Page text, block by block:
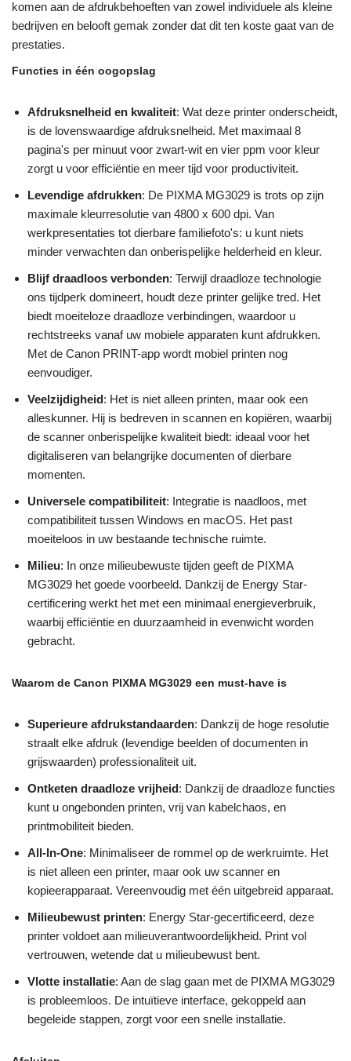
komen aan de afdrukbehoeften van zowel individuele als kleine
bedrijven en belooft gemak zonder dat dit ten koste gaat van de
prestaties.
Functies in één oogopslag
Afdruksnelheid en kwaliteit: Wat deze printer onderscheidt,
is de lovenswaardige afdruksnelheid. Met maximaal 8
pagina's per minuut voor zwart-wit en vier ppm voor kleur
zorgt u voor efficiëntie en meer tijd voor productiviteit.
Levendige afdrukken: De PIXMA MG3029 is trots op zijn
maximale kleurresolutie van 4800 x 600 dpi. Van
werkpresentaties tot dierbare familiefoto's: u kunt niets
minder verwachten dan onberispelijke helderheid en kleur.
Blijf draadloos verbonden: Terwijl draadloze technologie
ons tijdperk domineert, houdt deze printer gelijke tred. Het
biedt moeiteloze draadloze verbindingen, waardoor u
rechtstreeks vanaf uw mobiele apparaten kunt afdrukken.
Met de Canon PRINT-app wordt mobiel printen nog
eenvoudiger.
Veelzijdigheid: Het is niet alleen printen, maar ook een
alleskunner. Hij is bedreven in scannen en kopiëren, waarbij
de scanner onberispelijke kwaliteit biedt: ideaal voor het
digitaliseren van belangrijke documenten of dierbare
momenten.
Universele compatibiliteit: Integratie is naadloos, met
compatibiliteit tussen Windows en macOS. Het past
moeiteloos in uw bestaande technische ruimte.
Milieu: In onze milieubewuste tijden geeft de PIXMA
MG3029 het goede voorbeeld. Dankzij de Energy Star-
certificering werkt het met een minimaal energieverbruik,
waarbij efficiëntie en duurzaamheid in evenwicht worden
gebracht.
Waarom de Canon PIXMA MG3029 een must-have is
Superieure afdrukstandaarden: Dankzij de hoge resolutie
straalt elke afdruk (levendige beelden of documenten in
grijswaarden) professionaliteit uit.
Ontketen draadloze vrijheid: Dankzij de draadloze functies
kunt u ongebonden printen, vrij van kabelchaos, en
printmobiliteit bieden.
All-In-One: Minimaliseer de rommel op de werkruimte. Het
is niet alleen een printer, maar ook uw scanner en
kopieerapparaat. Vereenvoudig met één uitgebreid apparaat.
Milieubewust printen: Energy Star-gecertificeerd, deze
printer voldoet aan milieuverantwoordelijkheid. Print vol
vertrouwen, wetende dat u milieubewust bent.
Vlotte installatie: Aan de slag gaan met de PIXMA MG3029
is probleemloos. De intuïtieve interface, gekoppeld aan
begeleide stappen, zorgt voor een snelle installatie.